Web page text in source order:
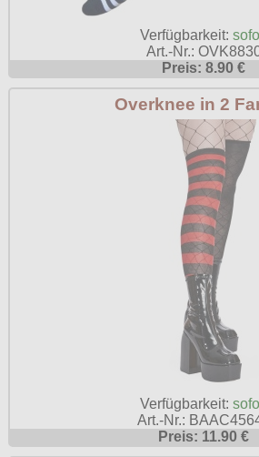
Verfügbarkeit:
Art.-Nr.:
Preis: 8.90 €
Overknee in 2
Verfügbarkeit:
Art.-Nr.:
Preis: 11.90 €